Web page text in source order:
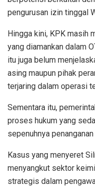
pengurusan izin tinggal
Hingga kini, KPK masih
yang diamankan dalam
itu juga belum
asing maupun pihak
terjaring dalam operasi
Sementara itu,
proses hukum yang
sepenuhnya
Kasus yang menyeret
menyangkut sektor
strategis dalam